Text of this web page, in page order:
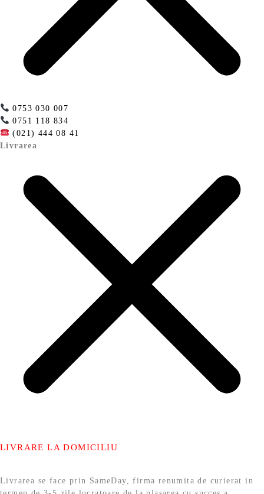
0753 030 007
0751 118 834
(021) 444 08 41
Livrarea
LIVRARE LA DOMICILIU
Livrarea se face prin SameDay, firma renumita de curierat in